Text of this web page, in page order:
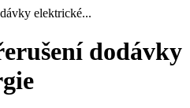
elektrické...
dodávky